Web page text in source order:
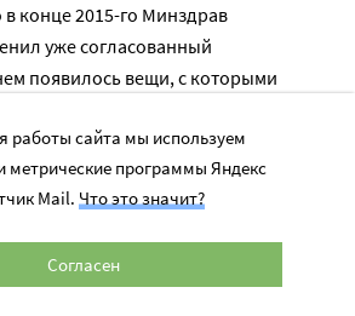
конце 2015-го Минздрав
уже согласованный
появилось вещи, с которыми
сделать службу
работы сайта мы используем
метрические программы Яндекс
Mail. Что это значит?
Согласен